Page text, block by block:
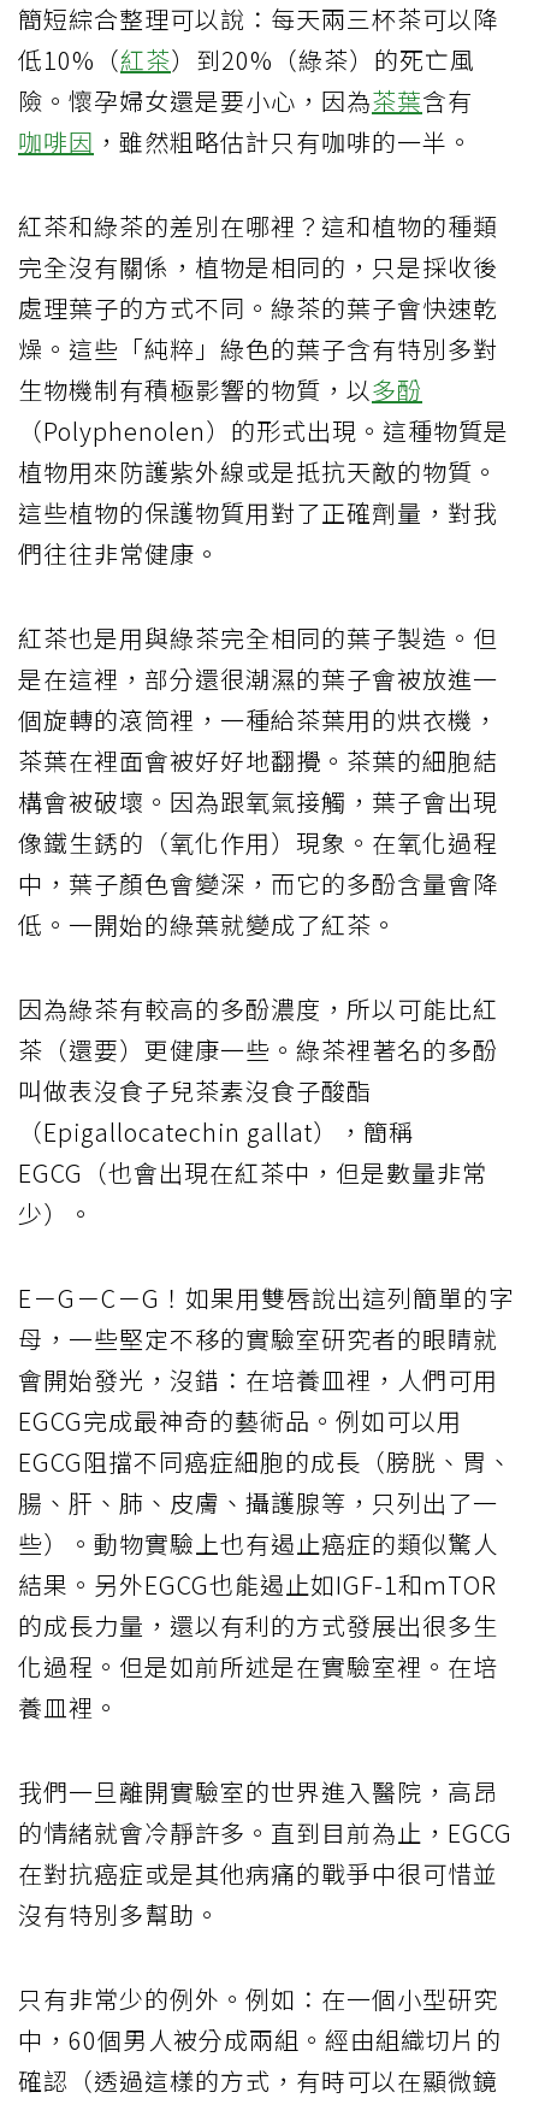
簡短綜合整理可以說：每天兩三杯茶可以降
低10%（紅茶）到20%（綠茶）的死亡風
險。懷孕婦女還是要小心，因為茶葉含有
咖啡因 ，雖然粗略估計只有咖啡的一半。
紅茶和綠茶的差別在哪裡？這和植物的種類
完全沒有關係，植物是相同的，只是採收後
處理葉子的方式不同。綠茶的葉子會快速乾
燥。這些「純粹」綠色的葉子含有特別多對
生物機制有積極影響的物質，以多酚
（Polyphenolen）的形式出現。這種物質是
植物用來防護紫外線或是抵抗天敵的物質。
這些植物的保護物質用對了正確劑量，對我
們往往非常健康。
紅茶也是用與綠茶完全相同的葉子製造。但
是在這裡，部分還很潮濕的葉子會被放進一
個旋轉的滾筒裡，一種給茶葉用的烘衣機，
茶葉在裡面會被好好地翻攪。茶葉的細胞結
構會被破壞。因為跟氧氣接觸，葉子會出現
像鐵生銹的（氧化作用）現象。在氧化過程
中，葉子顏色會變深，而它的多酚含量會降
低。一開始的綠葉就變成了紅茶。
因為綠茶有較高的多酚濃度，所以可能比紅
茶（還要）更健康一些。綠茶裡著名的多酚
叫做表沒食子兒茶素沒食子酸酯
（Epigallocatechin gallat），簡稱
EGCG（也會出現在紅茶中，但是數量非常
少）。
E－G－C－G！如果用雙唇說出這列簡單的字
母，一些堅定不移的實驗室研究者的眼睛就
會開始發光，沒錯：在培養皿裡，人們可用
EGCG完成最神奇的藝術品。例如可以用
EGCG阻擋不同癌症細胞的成長（膀胱、胃、
腸、肝、肺、皮膚、攝護腺等，只列出了一
些）。動物實驗上也有遏止癌症的類似驚人
結果。另外EGCG也能遏止如IGF-1和mTOR
的成長力量，還以有利的方式發展出很多生
化過程。但是如前所述是在實驗室裡。在培
養皿裡。
我們一旦離開實驗室的世界進入醫院，高昂
的情緒就會冷靜許多。直到目前為止，EGCG
在對抗癌症或是其他病痛的戰爭中很可惜並
沒有特別多幫助。
只有非常少的例外。例如：在一個小型研究
中，60個男人被分成兩組。經由組織切片的
確認（透過這樣的方式，有時可以在顯微鏡